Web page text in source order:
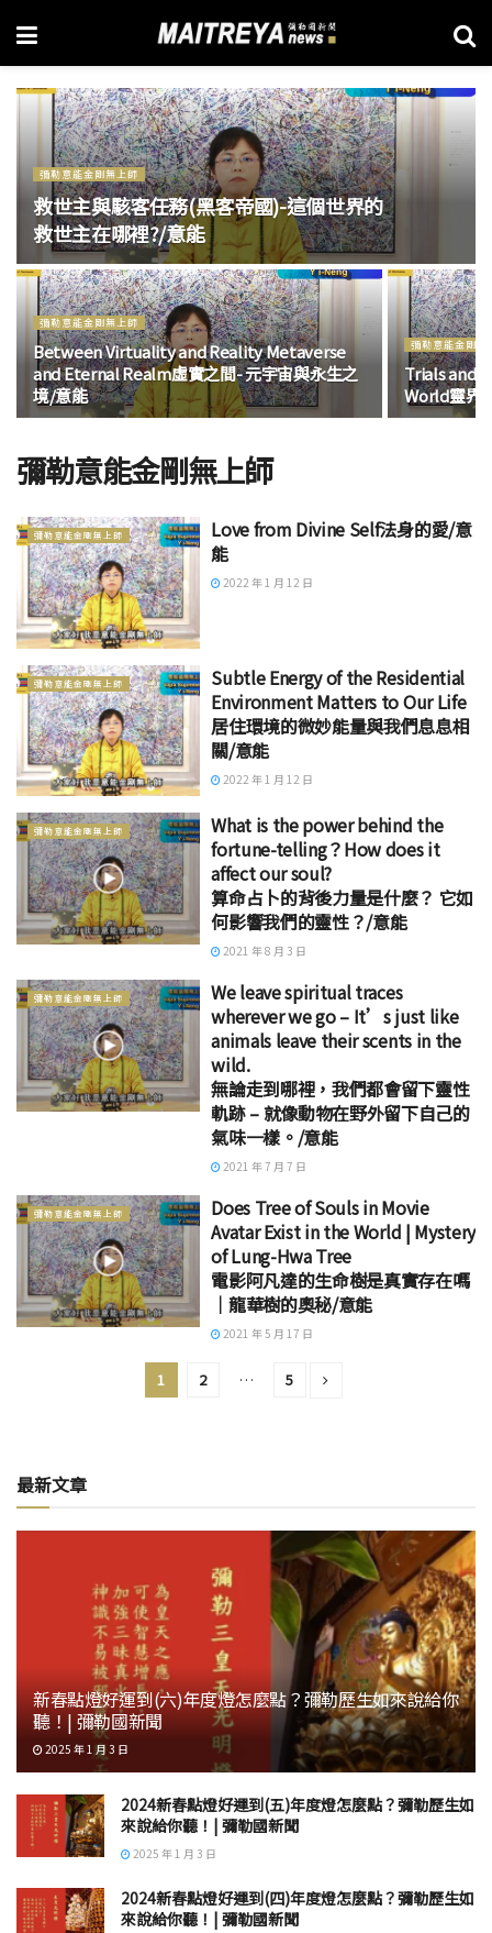
彌勒意能金剛無上師
救世主與駭客任務(黑客帝國)-這個世界的
救世主在哪裡?/意能
彌勒意能金剛無上師
Between Virtuality and Reality Metaverse
and Eternal Realm虛實之間- 元宇宙與永生之
境/意能
彌勒意能金剛無
Trials and
World靈界
彌勒意能金剛無上師
彌勒意能金剛無上師
Love from Divine Self法身的愛/意
能
2022 年 1 月 12 日
彌勒意能金剛無上師
Subtle Energy of the Residential
Environment Matters to Our Life
居住環境的微妙能量與我們息息相
關/意能
2022 年 1 月 12 日
彌勒意能金剛無上師
What is the power behind the
fortune-telling？How does it
affect our soul?
算命占卜的背後力量是什麼？ 它如
何影響我們的靈性？/意能
2021 年 8 月 3 日
彌勒意能金剛無上師
We leave spiritual traces
wherever we go – It’s just like
animals leave their scents in the
wild.
無論走到哪裡，我們都會留下靈性
軌跡 – 就像動物在野外留下自己的
氣味一樣。/意能
2021 年 7 月 7 日
彌勒意能金剛無上師
Does Tree of Souls in Movie
Avatar Exist in the World | Mystery
of Lung-Hwa Tree
電影阿凡達的生命樹是真實存在嗎
｜龍華樹的奧秘/意能
2021 年 5 月 17 日
1 2 … 5
最新文章
新春點燈好運到(六)年度燈怎麼點？彌勒歷生如來說給你
聽！| 彌勒國新聞
2025 年 1 月 3 日
2024新春點燈好運到(五)年度燈怎麼點？彌勒歷生如
來說給你聽！| 彌勒國新聞
2025 年 1 月 3 日
2024新春點燈好運到(四)年度燈怎麼點？彌勒歷生如
來說給你聽！| 彌勒國新聞